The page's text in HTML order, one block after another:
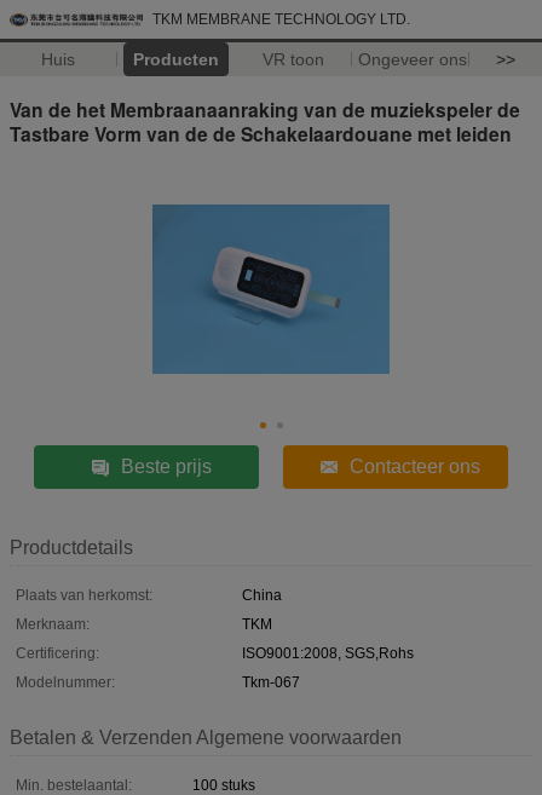
TKM MEMBRANE TECHNOLOGY LTD.
Huis Producten VR toon Ongeveer ons >>
Van de het Membraanaanraking van de muziekspeler de
Tastbare Vorm van de de Schakelaardouane met leiden
Beste prijs Contacteer ons
Productdetails
Plaats van herkomst:
China
Merknaam:
TKM
Certificering:
ISO9001:2008, SGS,Rohs
Modelnummer:
Tkm-067
Betalen & Verzenden Algemene voorwaarden
Min. bestelaantal:
100 stuks